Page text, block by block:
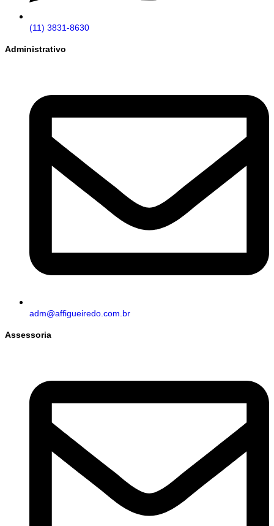
(11) 3831-8630
Administrativo
adm@affigueiredo.com.br
Assessoria